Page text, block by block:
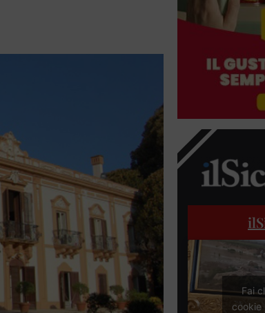
Fai
cookie